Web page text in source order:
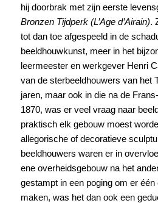
hij doorbrak met zijn eerste
Bronzen Tijdperk (L’Age d’Airain).
tot dan toe afgespeeld in de
beeldhouwkunst, meer in het
leermeester en werkgever Henri
van de sterbeeldhouwers van het
jaren, maar ook in die na de
1870, was er veel vraag naar
praktisch elk gebouw moest
allegorische of decoratieve
beeldhouwers waren er in
ene overheidsgebouw na het
gestampt in een poging om er
maken, was het dan ook een